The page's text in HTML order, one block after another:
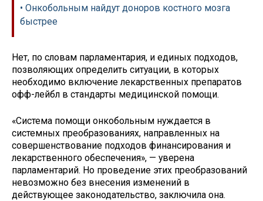
• Онкобольным найдут доноров костного мозга
быстрее
Нет, по словам парламентария, и единых подходов,
позволяющих определить ситуации, в которых
необходимо включение лекарственных препаратов
офф-лейбл в стандарты медицинской помощи.
«Система помощи онкобольным нуждается в
системных преобразованиях, направленных на
совершенствование подходов финансирования и
лекарственного обеспечения», — уверена
парламентарий. Но проведение этих преобразований
невозможно без внесения изменений в
действующее законодательство, заключила она.